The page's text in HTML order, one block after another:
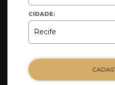
CIDADE: